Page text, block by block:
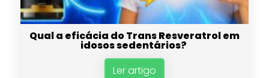
Qual a eficácia do Trans Resveratrol em
idosos sedentários?
Ler artigo